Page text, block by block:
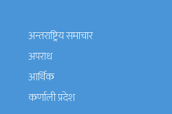
अन्तराष्ट्रिय समाचार
अपराध
आर्थिक
कर्णाली प्रदेश